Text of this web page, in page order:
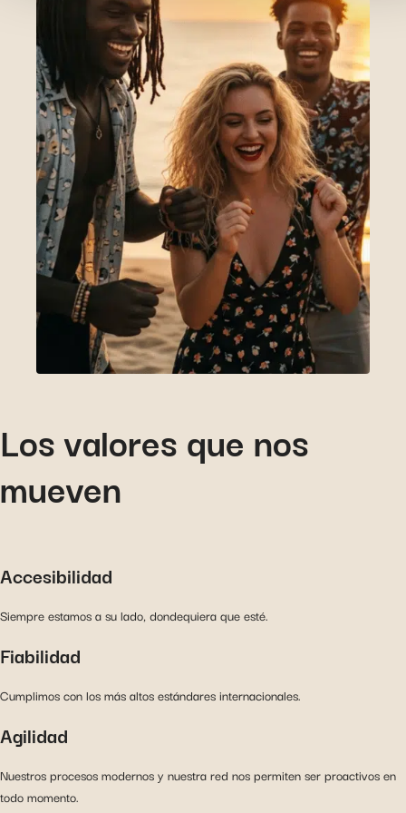
Los valores que nos
mueven
Accesibilidad
Siempre estamos a su lado, dondequiera que esté.
Fiabilidad
Cumplimos con los más altos estándares internacionales.
Agilidad
Nuestros procesos modernos y nuestra red nos permiten ser proactivos en
todo momento.